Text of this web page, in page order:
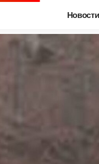
Новости